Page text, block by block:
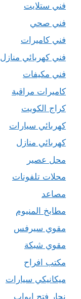
فني ستلايت
فني صحي
فني كاميرات
فني كهربائي منازل
فني مكيفات
كاميرات مراقبة
كراج الكويت
كهربائي سيارات
كهربائي منازل
محل عصير
محلات تلفونات
مصاعد
مطابخ المنيوم
مقوي سيرفس
مقوي شبكة
مكتب افراح
ميكانيكي سيارات
نجار فتح ابواب